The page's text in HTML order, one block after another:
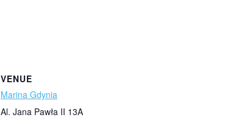
VENUE
Marina Gdynia
Al. Jana Pawła II 13A